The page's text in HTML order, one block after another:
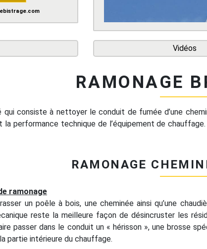
Vidéos
RAMONAGE
consiste à nettoyer le conduit de fumée d’une
performance technique de l’équipement de
RAMONAGE
ramonage
un poêle à bois, une cheminée ainsi qu’une
reste la meilleure façon de désincruster les
passer dans le conduit un « hérisson », une brosse
partie intérieure du chauffage.